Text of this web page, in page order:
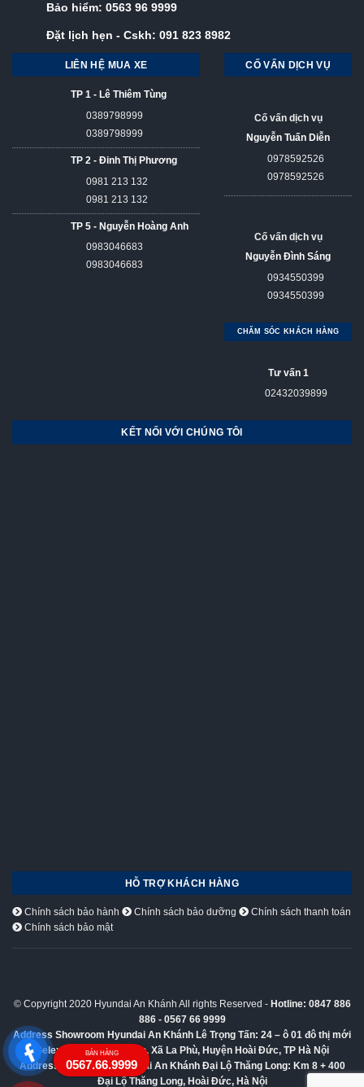
Bảo hiểm: 0563 96 9999
Đặt lịch hẹn - Cskh: 091 823 8982
LIÊN HỆ MUA XE
TP 1 - Lê Thiêm Tùng
0389798999
0389798999
TP 2 - Đinh Thị Phương
0981 213 132
0981 213 132
TP 5 - Nguyễn Hoàng Anh
0983046683
0983046683
CỐ VẤN DỊCH VỤ
Cố vấn dịch vụ
Nguyễn Tuấn Diễn
0978592526
0978592526
Cố vấn dịch vụ
Nguyễn Đình Sáng
0934550399
0934550399
CHĂM SÓC KHÁCH HÀNG
Tư vấn 1
02432039899
KẾT NỐI VỚI CHÚNG TÔI
HỖ TRỢ KHÁCH HÀNG
Chính sách bảo hành Chính sách bảo dưỡng
Chính sách thanh toán
Chính sách bảo mật
© Copyright 2020 Hyundai An Khánh All rights Reserved - Hotline: 0847 886
886 - 0567 66 9999
Address Showroom Hyundai An Khánh Lê Trọng Tấn: 24 – ô 01 đô thị mới
Geleximco Lê Trọng Tấn, Xã La Phù, Huyện Hoài Đức, TP Hà Nội
Address Showroom Hyundai An Khánh Đại Lộ Thăng Long: Km 8 + 400
Đại Lộ Thăng Long, Hoài Đức, Hà Nội
BÁN HÀNG
0567.66.9999